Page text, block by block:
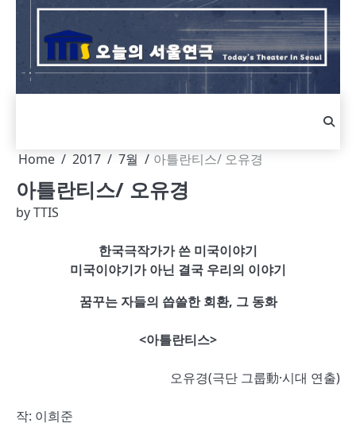
Skip
content
Home 2017 7월 아틀란티스/ 오유경
아틀란티스/ 오유경
byTTIS
한국극작가가 쓴 미국이야기
미국이야기가 아닌 결국 우리의 이야기
꿈꾸는 자들의 씁쓸한 회환, 그 동화
<아틀란티스>
오유경(극단 그룹動·시대 연출)
작: 이희준